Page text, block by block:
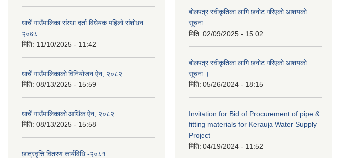
धार्चे गाउँपालिका संस्था दर्ता विधेयक पहिलो संशोधन
२०७८
मिति: 11/10/2025 - 11:42
धार्चे गाउँपालिकाको विनियोजन ऐन, २०८२
मिति: 08/13/2025 - 15:59
धार्चे गाउँपालिकाको आर्थिक ऐन, २०८२
मिति: 08/13/2025 - 15:58
छात्रवृत्ति वितरण कार्यविधि -२०८१
बोलपत्र स्वीकृतिका लागि छनोट गरिएको आशयको
सूचना
मिति: 02/09/2025 - 15:02
बोलपत्र स्वीकृतिका लागि छनोट गरिएको आशयको
सूचना ।
मिति: 05/26/2024 - 18:15
Invitation for Bid of Procurement of pipe &
fitting materials for Kerauja Water Supply
Project
मिति: 04/19/2024 - 11:52